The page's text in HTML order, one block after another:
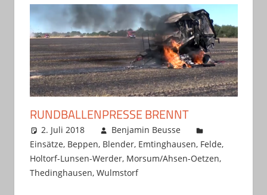
RUNDBALLENPRESSE BRENNT
2. Juli 2018
Benjamin Beusse
Einsätze, Beppen, Blender, Emtinghausen, Felde,
Holtorf-Lunsen-Werder, Morsum/Ahsen-Oetzen,
Thedinghausen, Wulmstorf